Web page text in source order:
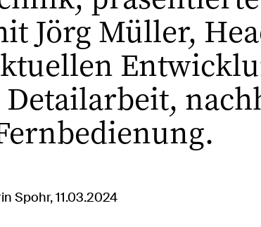
Jörg Müller,
Spohr, 11.03.2024